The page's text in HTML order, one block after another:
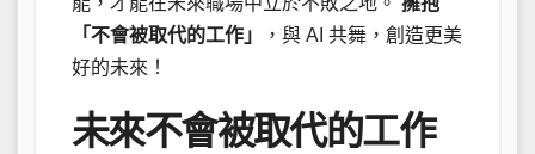
「不會被取代的工作」
，與 AI 共舞，創造更美
好的未來！
未來不會被取代的工作